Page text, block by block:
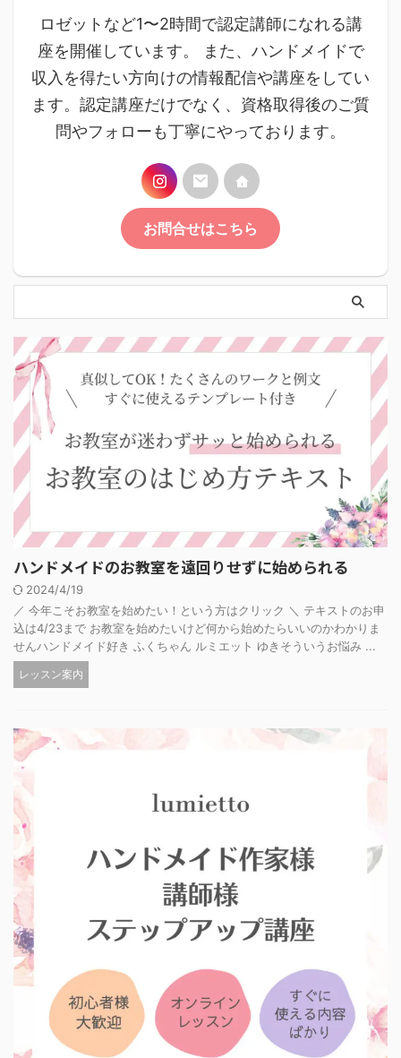
ロゼットなど1〜2時間で認定講師になれる講
座を開催しています。 また、ハンドメイドで
収入を得たい方向けの情報配信や講座をしてい
ます。認定講座だけでなく、資格取得後のご質
問やフォローも丁寧にやっております。
お問合せはこちら
ハンドメイドのお教室を遠回りせずに始められる
2024/4/19
／ 今年こそお教室を始めたい！という方はクリック ＼ テキストのお申
込は4/23まで お教室を始めたいけど何から始めたらいいのかわかりま
せんハンドメイド好き ふくちゃん ルミエット ゆきそういうお悩み ...
レッスン案内